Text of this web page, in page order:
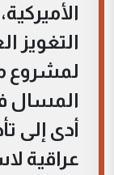
لمشروع
المسال
أدى إلى
عراقية